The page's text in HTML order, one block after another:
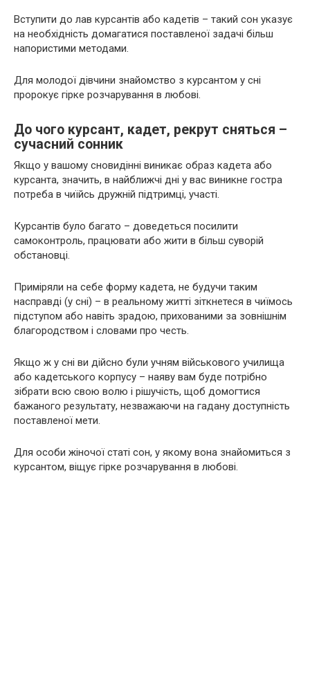
Вступити до лав курсантів або кадетів – такий сон указує
на необхідність домагатися поставленої задачі більш
напористими методами.
Для молодої дівчини знайомство з курсантом у сні
пророкує гірке розчарування в любові.
До чого курсант, кадет, рекрут сняться –
сучасний сонник
Якщо у вашому сновидінні виникає образ кадета або
курсанта, значить, в найближчі дні у вас виникне гостра
потреба в чиїйсь дружній підтримці, участі.
Курсантів було багато – доведеться посилити
самоконтроль, працювати або жити в більш суворій
обстановці.
Приміряли на себе форму кадета, не будучи таким
насправді (у сні) – в реальному житті зіткнетеся в чиїмось
підступом або навіть зрадою, прихованими за зовнішнім
благородством і словами про честь.
Якщо ж у сні ви дійсно були учням військового училища
або кадетського корпусу – наяву вам буде потрібно
зібрати всю свою волю і рішучість, щоб домогтися
бажаного результату, незважаючи на гадану доступність
поставленої мети.
Для особи жіночої статі сон, у якому вона знайомиться з
курсантом, віщує гірке розчарування в любові.